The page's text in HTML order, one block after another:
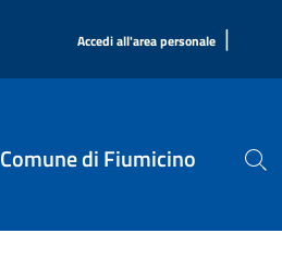
Accedi all'area personale |
Comune di Fiumicino